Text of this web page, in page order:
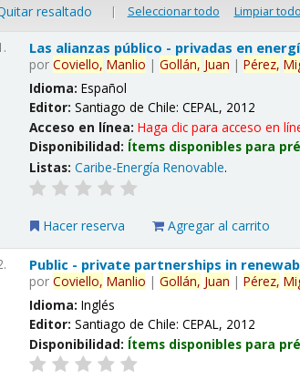
resaltado | Seleccionar todo Limpiar todo
Las alianzas público - privadas en
porCoviello, Manlio |Gollán, Juan |Pérez,
Idioma:Español
Editor:Santiago de Chile: CEPAL, 2012
Acceso en línea:Haga clic para acceso en
Disponibilidad: Ítems disponibles para
Listas: Caribe-Energía Renovable.
Hacer reserva Agregar al carrito
Public - private partnerships in
porCoviello, Manlio |Gollán, Juan |Pérez,
Idioma:Inglés
Editor:Santiago de Chile: CEPAL, 2012
Disponibilidad: Ítems disponibles para